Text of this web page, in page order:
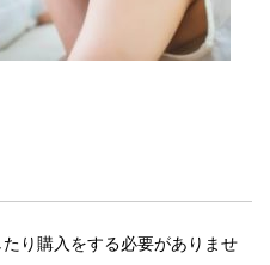
り購入をする必要がありませ